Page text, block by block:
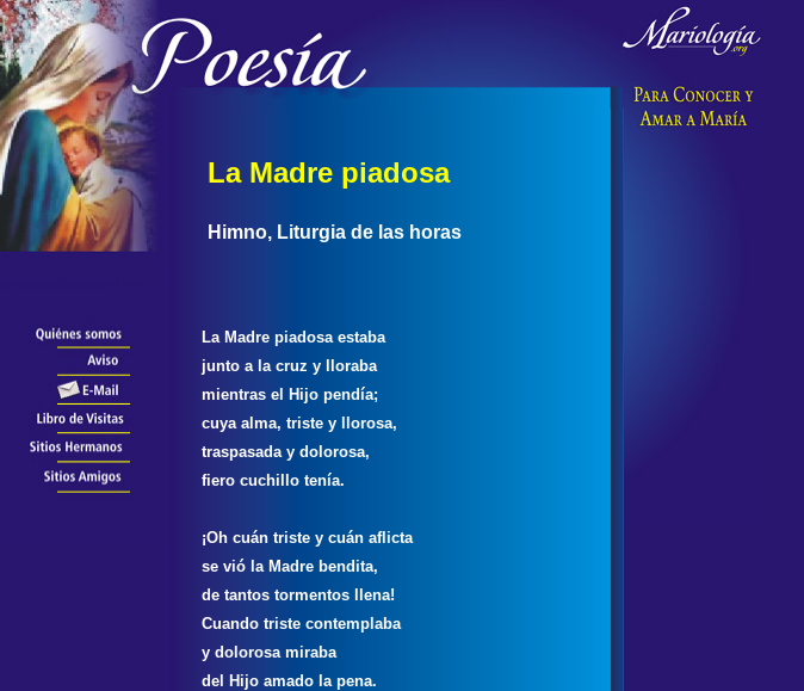
La Madre piadosa
Himno, Liturgia de las horas
La Madre piadosa estaba
junto a la cruz y lloraba
mientras el Hijo pendía;
cuya alma, triste y llorosa,
traspasada y dolorosa,
fiero cuchillo tenía.
¡Oh cuán triste y cuán aflicta
se vió la Madre bendita,
de tantos tormentos llena!
Cuando triste contemplaba
y dolorosa miraba
del Hijo amado la pena.